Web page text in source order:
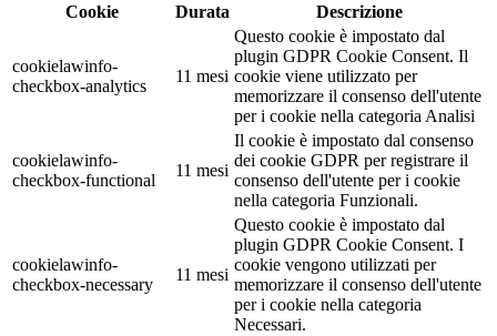
Cookie
Durata Descrizione
cookielawinfo-
checkbox-analytics
11 mesi
Questo cookie è impostato dal
plugin GDPR Cookie Consent. Il
cookie viene utilizzato per
memorizzare il consenso dell'utente
per i cookie nella categoria Analisi
cookielawinfo-
checkbox-functional
11 mesi
Il cookie è impostato dal consenso
dei cookie GDPR per registrare il
consenso dell'utente per i cookie
nella categoria Funzionali.
cookielawinfo-
checkbox-necessary
11 mesi
Questo cookie è impostato dal
plugin GDPR Cookie Consent. I
cookie vengono utilizzati per
memorizzare il consenso dell'utente
per i cookie nella categoria
Necessari.